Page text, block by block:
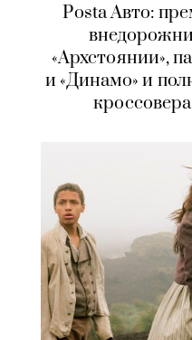
Posta Авто:
«Архстоянии»,
и «Динамо» и